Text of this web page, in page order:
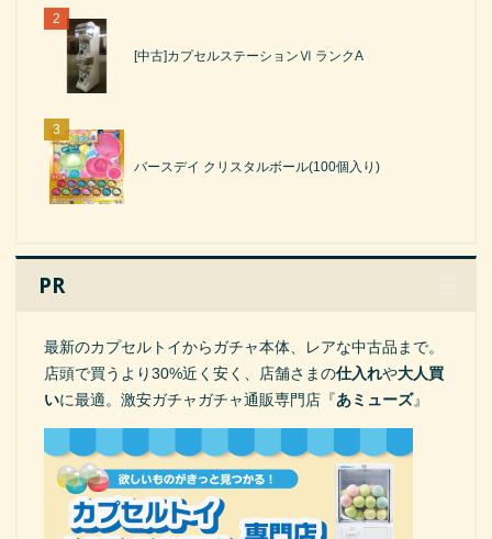
[中古]カプセルステーションⅥ ランクA
バースデイ クリスタルボール(100個入り)
PR
最新のカプセルトイからガチャ本体、レアな中古品まで。
店頭で買うより30%近く安く、店舗さまの仕入れや大人買
いに最適。激安ガチャガチャ通販専門店『あミューズ』